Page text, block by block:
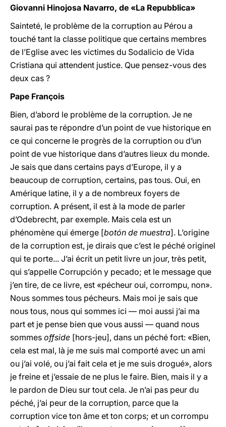
Giovanni Hinojosa Navarro, de «La Repubblica»
Sainteté, le problème de la corruption au Pérou a
touché tant la classe politique que certains membres
de l’Eglise avec les victimes du Sodalicio de Vida
Cristiana qui attendent justice. Que pensez-vous des
deux cas ?
Pape François
Bien, d’abord le problème de la corruption. Je ne
saurai pas te répondre d’un point de vue historique en
ce qui concerne le progrès de la corruption ou d’un
point de vue historique dans d’autres lieux du monde.
Je sais que dans certains pays d’Europe, il y a
beaucoup de corruption, certains, pas tous. Oui, en
Amérique latine, il y a de nombreux foyers de
corruption. A présent, il est à la mode de parler
d’Odebrecht, par exemple. Mais cela est un
phénomène qui émerge [botón de muestra]. L’origine
de la corruption est, je dirais que c’est le péché originel
qui te porte... J’ai écrit un petit livre un jour, très petit,
qui s’appelle Corrupción y pecado; et le message que
j’en tire, de ce livre, est «pécheur oui, corrompu, non».
Nous sommes tous pécheurs. Mais moi je sais que
nous tous, nous qui sommes ici — moi aussi j’ai ma
part et je pense bien que vous aussi — quand nous
sommes offside [hors-jeu], dans un péché fort: «Bien,
cela est mal, là je me suis mal comporté avec un ami
ou j’ai volé, ou j’ai fait cela et je me suis drogué», alors
je freine et j’essaie de ne plus le faire. Bien, mais il y a
le pardon de Dieu sur tout cela. Je n’ai pas peur du
péché, j’ai peur de la corruption, parce que la
corruption vice ton âme et ton corps; et un corrompu